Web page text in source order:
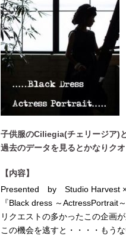
子供服のCiliegia(チェリージア)
過去のデータを見るとかなりク
【内容】
Presented by Studio Harvest
『Black dress ～ActressPortrait～
リクエストの多かったこの企画
この機会を逃すと・・・・もう